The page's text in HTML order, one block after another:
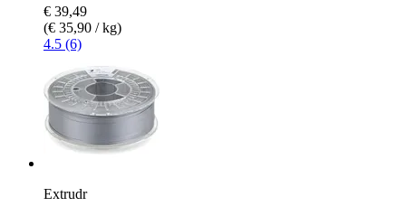
€ 39,49
(€ 35,90 / kg)
4.5 (6)
Extrudr